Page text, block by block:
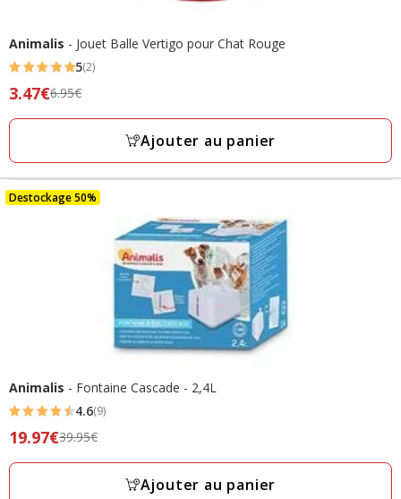
Animalis - Jouet Balle Vertigo pour Chat Rouge
5
étoiles
avec
avis
5(2)
Prix
précédent
prix
final
3.47€
3.47€6.95€
Ajouter au panier
Destockage 50%
Animalis - Fontaine Cascade - 2,4L
4.6
étoiles
avec
4.6(9)
Prix
précédent
19.97€39.95€
Ajouter au panier